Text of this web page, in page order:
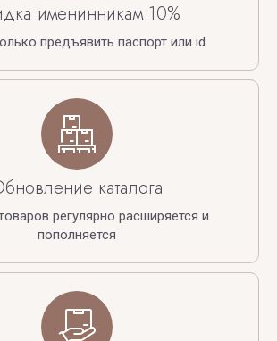
именинникам 10%
предъявить паспорт или id
каталога
регулярно расширяется и
пополняется